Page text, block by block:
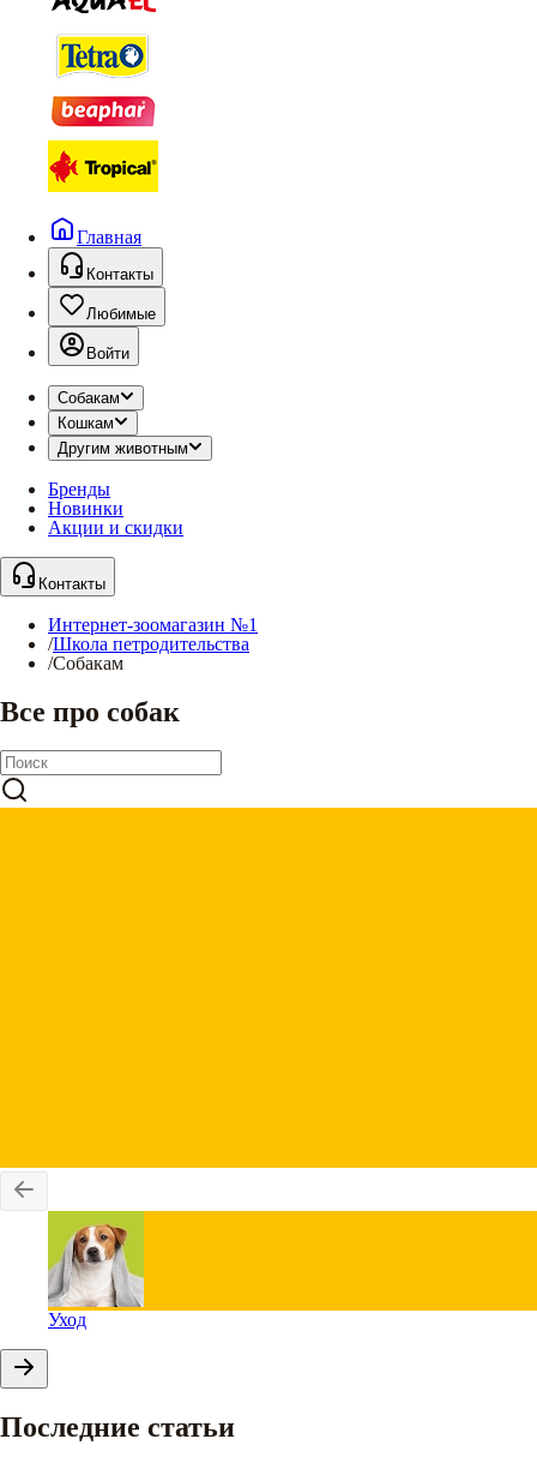
Главная
Контакты
Любимые
Войти
Собакам
Кошкам
Другим животным
Бренды
Новинки
Акции и скидки
Контакты
Интернет-зоомагазин №1
/Школа петродительства
/Собакам
Все про собак
Уход
Последние статьи